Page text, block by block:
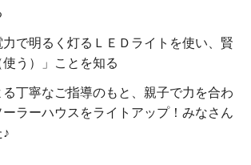
力で明るく灯るＬＥＤライトを使い、賢
う）」ことを知る
丁寧なご指導のもと、親子で力を合わ
ラーハウスをライトアップ！みなさん
♪